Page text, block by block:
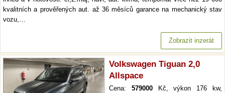
kvalitních a prověřených aut. až 36 měsíců garance na mechanický stav
vozu,…
Zobrazit inzerát
Volkswagen Tiguan 2,0
Allspace
Cena: 579000Kč, výkon 176 kw,